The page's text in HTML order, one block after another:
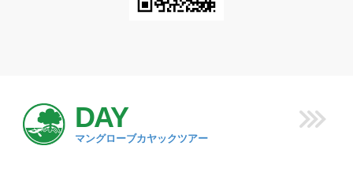
DAY
マングローブカヤックツアー